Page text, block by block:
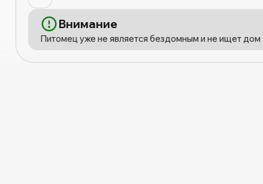
Внимание
Питомец уже не является бездомным и не ищет дом